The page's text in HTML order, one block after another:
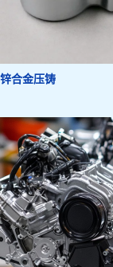
锌合金压铸